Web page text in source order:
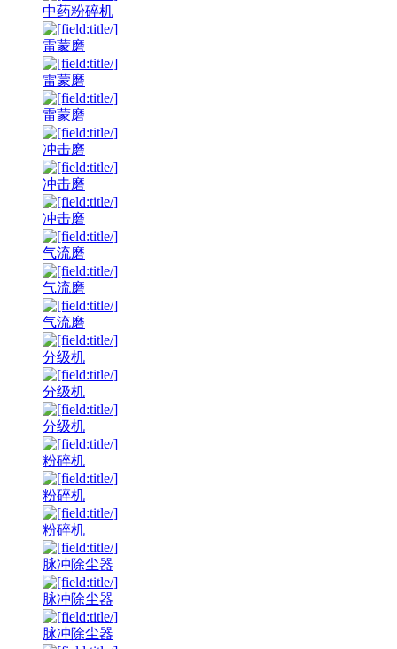
中药粉碎机
雷蒙磨
雷蒙磨
雷蒙磨
冲击磨
冲击磨
冲击磨
气流磨
气流磨
气流磨
分级机
分级机
分级机
粉碎机
粉碎机
粉碎机
脉冲除尘器
脉冲除尘器
脉冲除尘器